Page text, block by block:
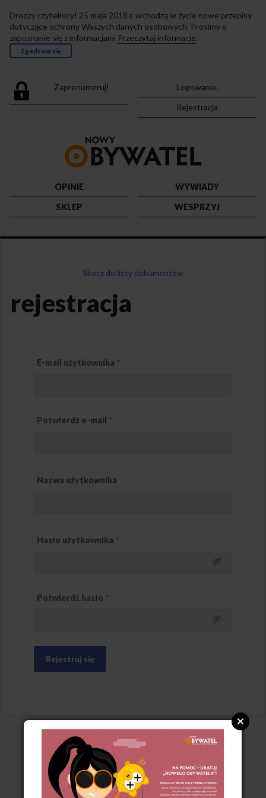
Drodzy czytelnicy! 25 maja 2018 r. wchodzą w życie nowe przepisy
dotyczące ochrony Waszych danych osobowych. Prosimy o
zapoznanie się z informacjami Przeczytaj informacje.
Zgadzam się
Zaprenumeruj!
Logowanie.
Rejestracja
strony
OPINIE
WYWIADY
SKLEP
WESPRZYJ
Skocz do listy dokumentów
rejestracja
E-mail użytkownika *
Potwierdź e-mail *
Nazwa użytkownika
Hasło użytkownika *
Potwierdź hasło *
Rejestruj się
O nas
Kontakt
Manifest